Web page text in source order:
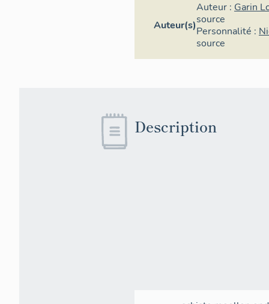
Auteur(s)
Auteur : Garin
source
Personnalité :
source
Description